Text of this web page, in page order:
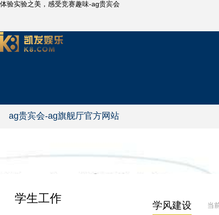
体验实验之美，感受竞赛趣味-ag贵宾会
ag贵宾会-ag旗舰厅官方网站
学生工作
学风建设 当